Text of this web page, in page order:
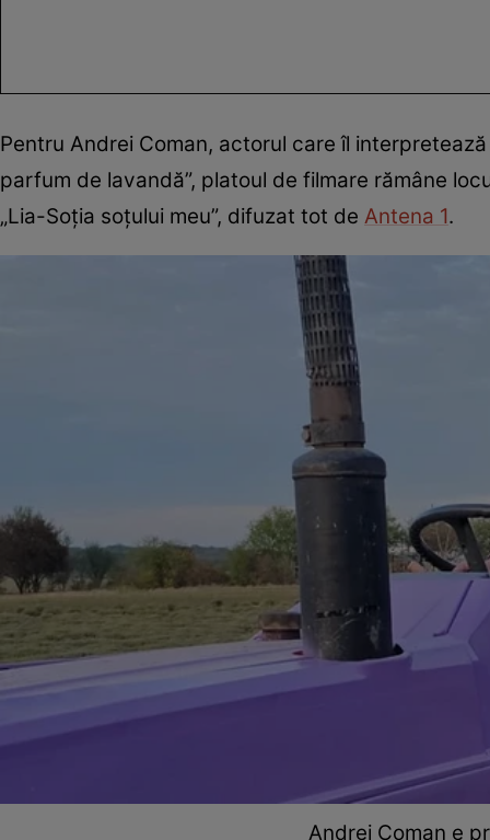
Pentru Andrei Coman, actorul care îl
parfum de lavandă”, platoul de filmare rămâne
„Lia-Soția soțului meu”, difuzat tot de Antena 1.
Andrei Coman e